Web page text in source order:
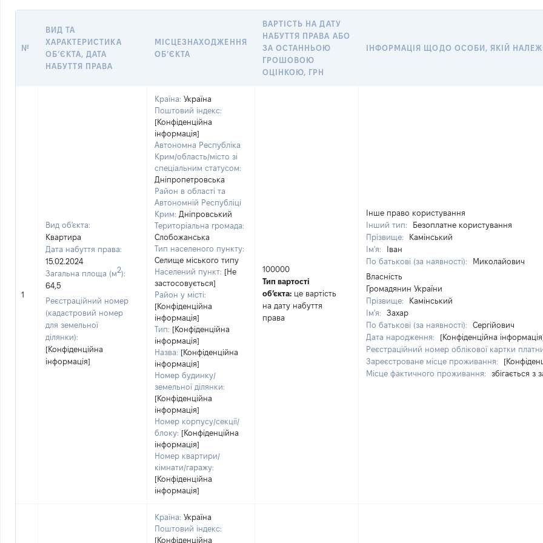
№
ВИД ТА
ХАРАКТЕРИСТИКА
ОБʼЄКТА, ДАТА
НАБУТТЯ ПРАВА
МІСЦЕЗНАХОДЖЕННЯ
ОБʼЄКТА
ВАРТІСТЬ НА ДАТУ
НАБУТТЯ ПРАВА АБО
ЗА ОСТАННЬОЮ
ГРОШОВОЮ
ОЦІНКОЮ, ГРН
ІНФОРМАЦІЯ ЩОДО ОСОБИ, ЯКІЙ
1
Вид об'єкта:
Квартира
Дата набуття права:
15.02.2024
Загальна площа (м2):
64,5
Реєстраційний номер
(кадастровий номер
для земельної
ділянки):
[Конфіденційна
інформація]
Країна: Україна
Поштовий індекс:
[Конфіденційна
інформація]
Автономна Республіка
Крим/область/місто зі
спеціальним статусом:
Дніпропетровська
Район в області та
Автономній Республіці
Крим: Дніпровський
Територіальна громада:
Слобожанська
Тип населеного пункту:
Селище міського типу
Населений пункт: [Не
застосовується]
Район у місті:
[Конфіденційна
інформація]
Тип: [Конфіденційна
інформація]
Назва: [Конфіденційна
інформація]
Номер будинку/
земельної ділянки:
[Конфіденційна
інформація]
Номер корпусу/секції/
блоку: [Конфіденційна
інформація]
Номер квартири/
кімнати/гаражу:
[Конфіденційна
інформація]
100000
Тип вартості
обʼєкта: це вартість
на дату набуття
права
Інше право користування
Інший тип:
Безоплатне користування
Прізвище:
Камінський
Ім'я:
Іван
По батькові (за наявності):
Миколайович
Власність
Громадянин України
Прізвище:
Камінський
Ім'я:
Захар
По батькові (за наявності):
Сергійович
Дата народження:
[Конфіденційна
Реєстраційний номер облікової картки
Зареєстроване місце проживання:
Місце фактичного проживання:
збігається
Країна: Україна
Поштовий індекс:
[Конфіденційна